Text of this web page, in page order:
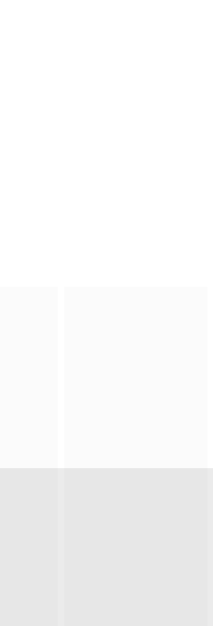
女子进士科上大方异彩，成
团伙头目阎礼的犯罪证据并
享同一具躯体的人格“刮刮
霍仙姑（陈瑶 饰）与九门